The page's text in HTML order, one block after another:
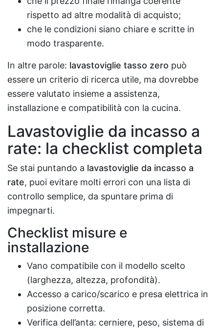
rispetto ad altre modalità di acquisto;
che le condizioni siano chiare e scritte in
modo trasparente.
In altre parole: lavastoviglie tasso zero può
essere un criterio di ricerca utile, ma dovrebbe
essere valutato insieme a assistenza,
installazione e compatibilità con la cucina.
Lavastoviglie da incasso a
rate: la checklist completa
Se stai puntando a lavastoviglie da incasso a
rate, puoi evitare molti errori con una lista di
controllo semplice, da spuntare prima di
impegnarti.
Checklist misure e
installazione
Vano compatibile con il modello scelto
(larghezza, altezza, profondità).
Accesso a carico/scarico e presa elettrica in
posizione corretta.
Verifica dell’anta: cerniere, peso, sistema di